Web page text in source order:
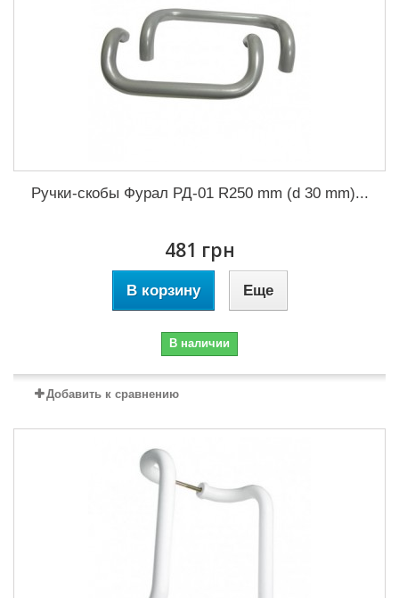
Ручки-скобы Фурал РД-01 R250 mm (d 30 mm)...
481 грн
В корзину Еще
В наличии
Добавить к сравнению